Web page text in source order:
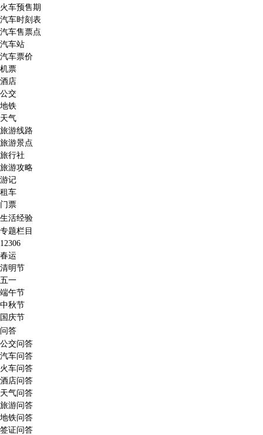
火车预售期
汽车时刻表
汽车售票点
汽车站
汽车票价
机票
酒店
公交
地铁
天气
旅游线路
旅游景点
旅行社
旅游攻略
游记
租车
门票
生活经验
专题栏目
12306
春运
清明节
五一
端午节
中秋节
国庆节
问答
公交问答
汽车问答
火车问答
酒店问答
天气问答
旅游问答
地铁问答
签证问答